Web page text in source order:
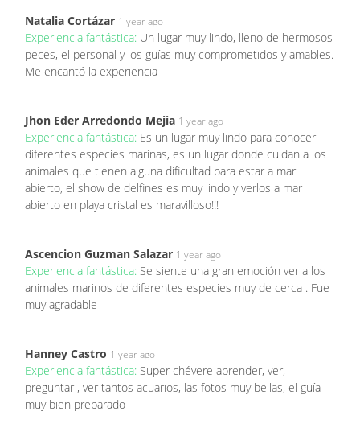
Natalia Cortázar 1 year ago
Experiencia fantástica: Un lugar muy lindo, lleno de hermosos
peces, el personal y los guías muy comprometidos y amables.
Me encantó la experiencia
Jhon Eder Arredondo Mejia 1 year ago
Experiencia fantástica: Es un lugar muy lindo para conocer
diferentes especies marinas, es un lugar donde cuidan a los
animales que tienen alguna dificultad para estar a mar
abierto, el show de delfines es muy lindo y verlos a mar
abierto en playa cristal es maravilloso!!!
Ascencion Guzman Salazar 1 year ago
Experiencia fantástica: Se siente una gran emoción ver a los
animales marinos de diferentes especies muy de cerca . Fue
muy agradable
Hanney Castro 1 year ago
Experiencia fantástica: Super chévere aprender, ver,
preguntar , ver tantos acuarios, las fotos muy bellas, el guía
muy bien preparado